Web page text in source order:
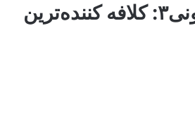
ایران ۲-اسلوونی۳: کلافه کننده‌ترین